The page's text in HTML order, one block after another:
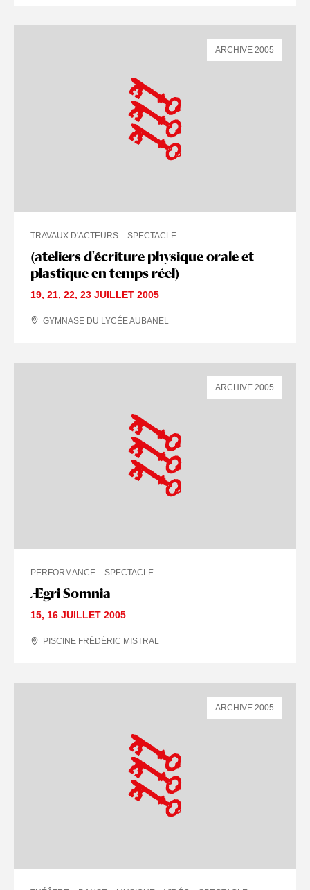
(ateliers d'écriture physique orale et
plastique en temps réel)
TRAVAUX D'ACTEURS SPECTACLE
19, 21, 22, 23 JUILLET 2005
GYMNASE DU LYCÉE AUBANEL
ARCHIVE 2005
Ægri Somnia
PERFORMANCE SPECTACLE
15, 16 JUILLET 2005
PISCINE FRÉDÉRIC MISTRAL
ARCHIVE 2005
ARCHIVE 2005